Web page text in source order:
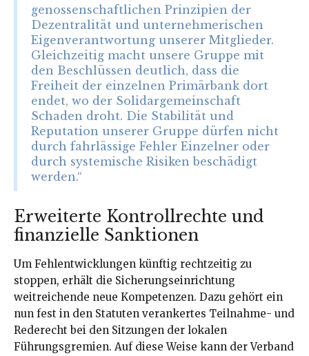
genossenschaftlichen Prinzipien der
Dezentralität und unternehmerischen
Eigenverantwortung unserer Mitglieder.
Gleichzeitig macht unsere Gruppe mit
den Beschlüssen deutlich, dass die
Freiheit der einzelnen Primärbank dort
endet, wo der Solidargemeinschaft
Schaden droht. Die Stabilität und
Reputation unserer Gruppe dürfen nicht
durch fahrlässige Fehler Einzelner oder
durch systemische Risiken beschädigt
werden.“
Erweiterte Kontrollrechte und
finanzielle Sanktionen
Um Fehlentwicklungen künftig rechtzeitig zu
stoppen, erhält die Sicherungseinrichtung
weitreichende neue Kompetenzen. Dazu gehört ein
nun fest in den Statuten verankertes Teilnahme- und
Rederecht bei den Sitzungen der lokalen
Führungsgremien. Auf diese Weise kann der Verband